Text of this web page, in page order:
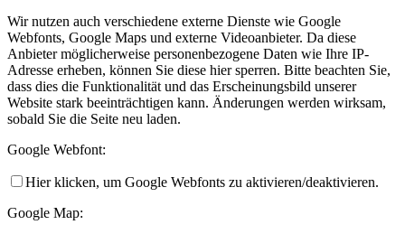
Wir nutzen auch verschiedene externe Dienste wie Google
Webfonts, Google Maps und externe Videoanbieter. Da diese
Anbieter möglicherweise personenbezogene Daten wie Ihre IP-
Adresse erheben, können Sie diese hier sperren. Bitte beachten Sie,
dass dies die Funktionalität und das Erscheinungsbild unserer
Website stark beeinträchtigen kann. Änderungen werden wirksam,
sobald Sie die Seite neu laden.
Google Webfont:
Hier klicken, um Google Webfonts zu aktivieren/deaktivieren.
Google Map: